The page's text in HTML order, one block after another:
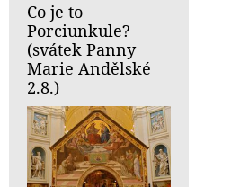
Co je to
Porciunkule?
(svátek Panny
Marie Andělské
2.8.)